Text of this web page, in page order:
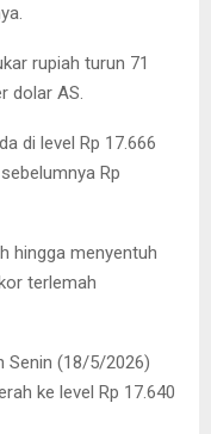
rupiah turun 71
dolar AS.
di level Rp 17.666
Rp
hingga menyentuh
terlemah
Senin (18/5/2026)
ke level Rp 17.640